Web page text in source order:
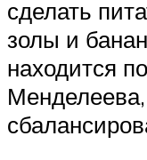
сделать
золы и
находится